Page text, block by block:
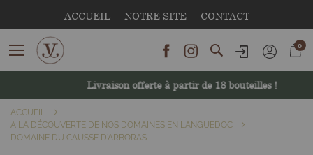
ACCUEIL NOTRE SITE CONTACT
Rechercher 0
Livraison offerte à partir de 18 bouteilles !
ACCUEIL
A LA DÉCOUVERTE DE NOS DOMAINES EN LANGUEDOC
DOMAINE DU CAUSSE D'ARBORAS